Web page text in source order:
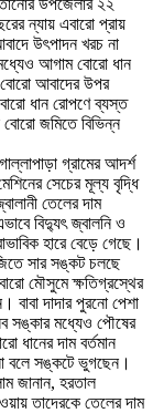
ন্যায় এবারো প্রায়
উৎপাদন খরচ না
আগাম বোরো ধান
আবাদের উপর
ধান রোপণে ব্যস্ত
জমিতে বিভিন্ন
গ্রামের আদর্শ
সেচের মূল্য বৃদ্ধি
তেলের দাম
বিদ্যুৎ জ্বালনি ও
হারে বেড়ে গেছে।
সার সঙ্কট চলছে
মৌসুমে ক্ষতিগ্রস্থের
বাবা দাদার পুরনো পেশা
সঙ্কার মধ্যেও পৌষের
ধানের দাম বর্তমান
বলে সঙ্কটে ভুগছেন।
জানান, হরতাল
তাদেরকে তেলের দাম